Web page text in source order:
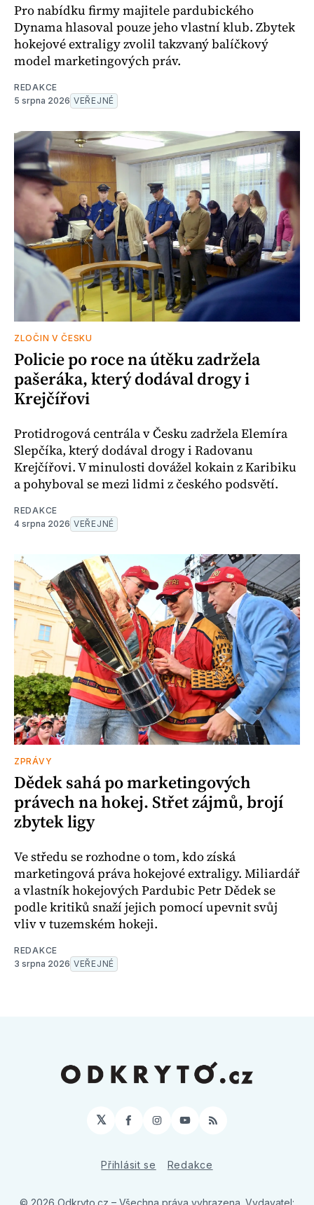
Pro nabídku firmy majitele pardubického
Dynama hlasoval pouze jeho vlastní klub. Zbytek
hokejové extraligy zvolil takzvaný balíčkový
model marketingových práv.
REDAKCE
5 srpna 2026 VEŘEJNÉ
ZLOČIN V ČESKU
Policie po roce na útěku zadržela
pašeráka, který dodával drogy i
Krejčířovi
Protidrogová centrála v Česku zadržela Elemíra
Slepčíka, který dodával drogy i Radovanu
Krejčířovi. V minulosti dovážel kokain z Karibiku
a pohyboval se mezi lidmi z českého podsvětí.
REDAKCE
4 srpna 2026 VEŘEJNÉ
ZPRÁVY
Dědek sahá po marketingových
právech na hokej. Střet zájmů, brojí
zbytek ligy
Ve středu se rozhodne o tom, kdo získá
marketingová práva hokejové extraligy. Miliardář
a vlastník hokejových Pardubic Petr Dědek se
podle kritiků snaží jejich pomocí upevnit svůj
vliv v tuzemském hokeji.
REDAKCE
3 srpna 2026 VEŘEJNÉ
𝕏 Facebook
Instagram
YouTube
RSS
Přihlásit se Redakce
© 2026 Odkryto.cz – Všechna práva vyhrazena. Vydavatel: